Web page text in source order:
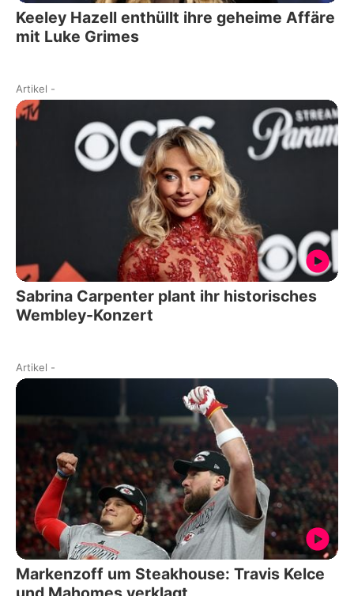
Keeley Hazell enthüllt ihre geheime Affäre
mit Luke Grimes
Artikel -
Sabrina Carpenter plant ihr historisches
Wembley-Konzert
Artikel -
Markenzoff um Steakhouse: Travis Kelce